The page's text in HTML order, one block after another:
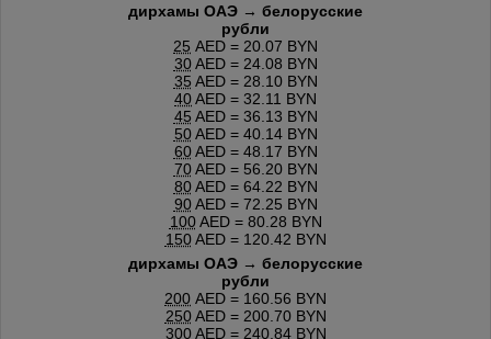
дирхамы ОАЭ → белорусские
рубли
25 AED = 20.07 BYN
30AED = 24.08 BYN
35 AED = 28.10 BYN
40AED = 32.11 BYN
45 AED = 36.13 BYN
50AED = 40.14 BYN
60AED = 48.17 BYN
70AED = 56.20 BYN
80AED = 64.22 BYN
90AED = 72.25 BYN
100AED = 80.28 BYN
150AED = 120.42 BYN
дирхамы ОАЭ → белорусские
рубли
200 AED = 160.56 BYN
250AED = 200.70 BYN
300AED = 240.84 BYN